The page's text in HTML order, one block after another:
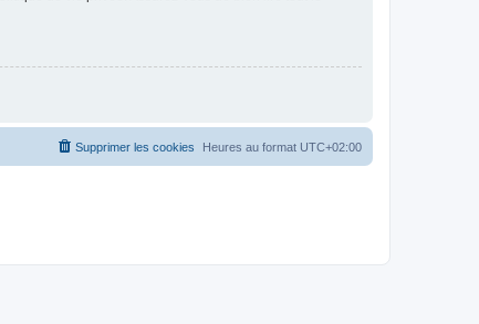
Heures au format UTC+02:00
Supprimer les cookies